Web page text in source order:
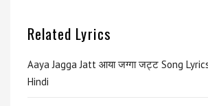
Related Lyrics
Aaya Jagga Jatt आया जग्गा जट्ट Song
Hindi